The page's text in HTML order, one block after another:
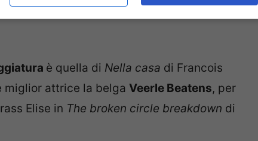
è quella di Nella casa di Francois
miglior attrice la belga Veerle Beatens, per
Elise in The broken circle breakdown di